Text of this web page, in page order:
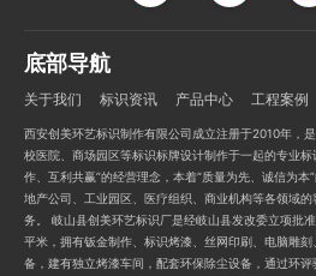
底部导航
关于我们 标识资讯 产品中心 工程案例
西安创美环艺标识制作有限公司成立注册于2010年，
校医院、商场园区等标识标牌设计制作于一起的专业
作、互利共赢”的经营理念，本着“质量为先、诚信为
地产公司、工业园区、医疗组织、商业机构等各领域
务。 岐山县创美环艺标识厂是经岐山县发改委立项批
平米，拥有钣金制作、标识烤漆、丝网印刷、电脑雕
备，建有独立烤漆车间，配套环保除尘设备，通过环评